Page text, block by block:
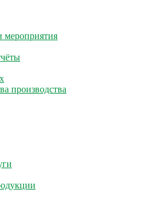
мероприятия
производства